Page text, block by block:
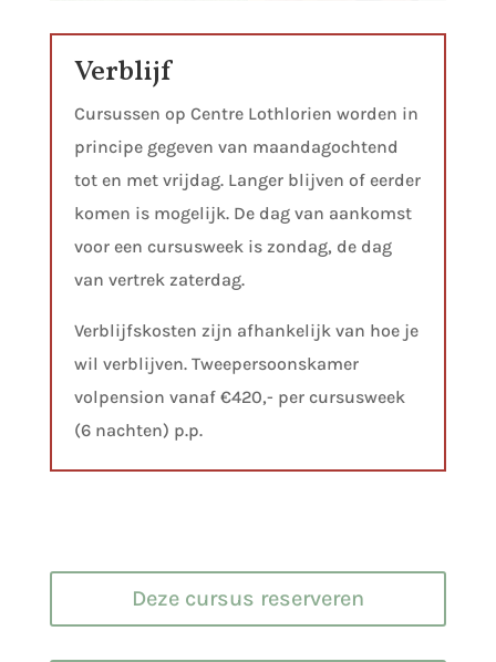
Verblijf
Cursussen op Centre Lothlorien worden in
principe gegeven van maandagochtend
tot en met vrijdag. Langer blijven of eerder
komen is mogelijk. De dag van aankomst
voor een cursusweek is zondag, de dag
van vertrek zaterdag.
Verblijfskosten zijn afhankelijk van hoe je
wil verblijven. Tweepersoonskamer
volpension vanaf €420,- per cursusweek
(6 nachten) p.p.
Deze cursus reserveren